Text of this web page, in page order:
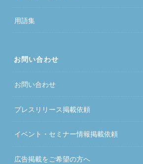
用語集
お問い合わせ
お問い合わせ
プレスリリース掲載依頼
イベント・セミナー情報掲載依頼
広告掲載をご希望の方へ